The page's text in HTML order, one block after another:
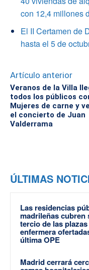
con 12,4 millones
El II Certamen de
hasta el 5 de
Artículo anterior
Veranos de la Villa
todos los públicos
Mujeres de carne y
el concierto de Juan
Valderrama
ÚLTIMAS
Las residencias
madrileñas cubren
tercio de las
enfermera
última OPE
Madrid cerrará